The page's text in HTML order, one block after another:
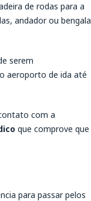
de rodas para a
andador ou bengala
serem
aeroporto de ida até
com a
que comprove que
para passar pelos